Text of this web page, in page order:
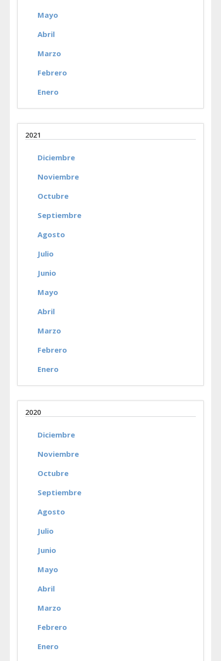
Mayo
Abril
Marzo
Febrero
Enero
2021
Diciembre
Noviembre
Octubre
Septiembre
Agosto
Julio
Junio
Mayo
Abril
Marzo
Febrero
Enero
2020
Diciembre
Noviembre
Octubre
Septiembre
Agosto
Julio
Junio
Mayo
Abril
Marzo
Febrero
Enero